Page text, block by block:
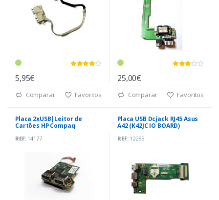
5,95€
Comparar Favoritos
25,00€
Comparar Favoritos
Placa 2xUSB|Leitor de
Cartões HP Compaq
6730b|6735b (486249-001)
REF:14177
Placa USB Dcjack RJ45 Asus
A42 (K42JC IO BOARD)
REF:12295